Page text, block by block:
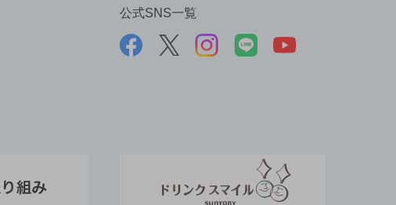
公式SNS一覧